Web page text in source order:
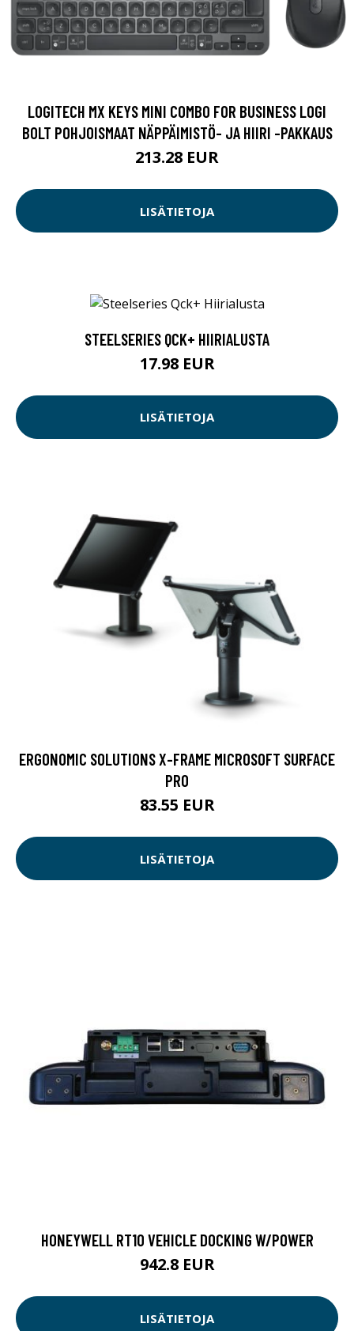
LOGITECH MX KEYS MINI COMBO FOR BUSINESS LOGI
BOLT POHJOISMAAT NÄPPÄIMISTÖ- JA HIIRI -PAKKAUS
213.28 EUR
LISÄTIETOJA
STEELSERIES QCK+ HIIRIALUSTA
17.98 EUR
LISÄTIETOJA
ERGONOMIC SOLUTIONS X-FRAME MICROSOFT SURFACE
PRO
83.55 EUR
LISÄTIETOJA
HONEYWELL RT10 VEHICLE DOCKING W/POWER
942.8 EUR
LISÄTIETOJA